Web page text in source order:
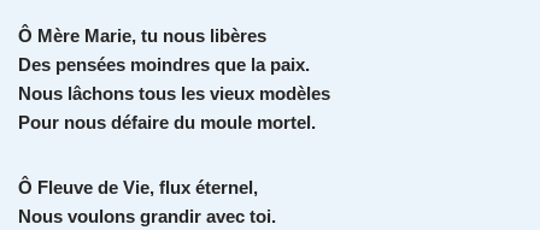
Ô Mère Marie, tu nous libères
Des pensées moindres que la paix.
Nous lâchons tous les vieux modèles
Pour nous défaire du moule mortel.
Ô Fleuve de Vie, flux éternel,
Nous voulons grandir avec toi.